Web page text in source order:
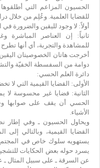
الحسيون المزاعم التي
للقضايا العلمية. وعُلِم من خلال
أولاً: لا وجود لليقين والضرورة في
ثانياً: إن العناصر المباشرة
للمشاهدة والتجربة، أي أنها
أخرجت هاتان الخصوصيتان
دوامة من السفسطة الخفيّة
دائرة العلم الحسي:
الأولى: القضايا القيمية التي لا
الثانية: قضايا غير محسوسة لا
الحسي أن يقف على صوابها
الأشياء.
ويحاول الحسيون ـ وفي إطار
القضايا القيمية، وبالتالي إلى
يستهويه سلوك خاص في المجتمع
يسرد حوله بعض الحكايات للتشجيع
عن السرقة ـ على سبيل المثال ـ